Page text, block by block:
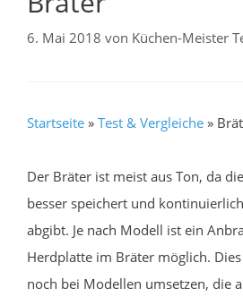
6. Mai 2018 von Küchen-Meister
Startseite » Test & Vergleiche »
Der Bräter ist meist aus Ton, da
besser speichert und
abgibt. Je nach Modell ist ein
Herdplatte im Bräter möglich.
noch bei Modellen umsetzen, die